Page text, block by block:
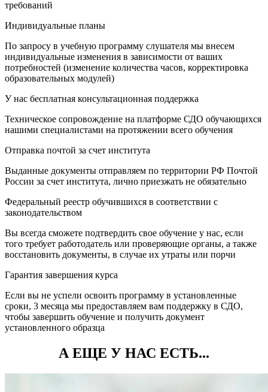
требований
Индивидуальные планы
По запросу в учебную программу слушателя мы внесем
индивидуальные изменения в зависимости от ваших
потребностей (изменение количества часов, корректировка
образовательных модулей)
У нас бесплатная консультационная поддержка
Техническое сопровождение на платформе СДО обучающихся
нашими специалистами на протяжении всего обучения
Отправка почтой за счет института
Выданные документы отправляем по территории РФ Почтой
России за счет института, лично приезжать не обязательно
Федеральный реестр обучившихся в соответствии с
законодательством
Вы всегда сможете подтвердить свое обучение у нас, если
того требует работодатель или проверяющие органы, а также
восстановить документы, в случае их утраты или порчи
Гарантия завершения курса
Если вы не успели освоить программу в установленные
сроки, 3 месяца мы предоставляем вам поддержку в СДО,
чтобы завершить обучение и получить документ
установленного образца
А ЕЩЕ У НАС ЕСТЬ...